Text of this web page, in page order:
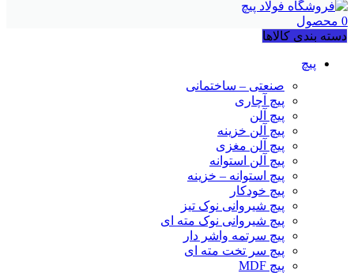
0 محصول
دسته بندی کالاها
پیچ
صنعتی – ساختمانی
پیچ آچاری
پیچ آلن
پیچ آلن خزینه
پیچ آلن مغزی
پیچ آلن استوانه
پیچ استوانه – خزینه
پیچ خودکار
پیچ شیروانی نوک تیز
پیچ شیروانی نوک مته ای
پیچ سرتمه واشر دار
پیچ سر تخت مته ای
پیچ MDF